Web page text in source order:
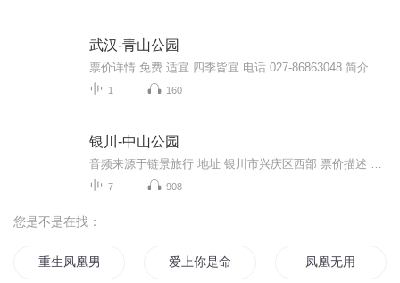
武汉-青山公园
1 160
银川-中山公园
7 908
您是不是在找：
重生凤凰男 爱上你是命运最好的安排 凤凰无用